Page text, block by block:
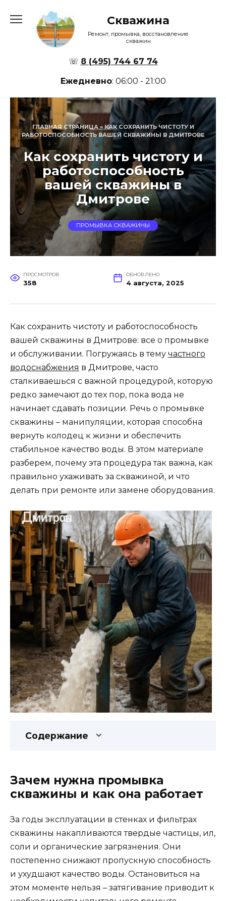
содержанию
Скважина
Ремонт, промывка, восстановление
скважин
☏ 8 (495) 744 67 74
Ежедневно: 06:00 - 21:00
ГЛАВНАЯ СТРАНИЦА» КАК СОХРАНИТЬ ЧИСТОТУ И
РАБОТОСПОСОБНОСТЬ ВАШЕЙ СКВАЖИНЫ В ДМИТРОВЕ
Как сохранить чистоту и
работоспособность
вашей скважины в
Дмитрове
ПРОМЫВКА СКВАЖИНЫ
ПРОСМОТРОВ
358
ОБНОВЛЕНО
4 августа, 2025
Как сохранить чистоту и работоспособность
вашей скважины в Дмитрове: все о промывке
и обслуживании. Погружаясь в тему частного
водоснабжения в Дмитрове, часто
сталкиваешься с важной процедурой, которую
редко замечают до тех пор, пока вода не
начинает сдавать позиции. Речь о промывке
скважины – манипуляции, которая способна
вернуть колодец к жизни и обеспечить
стабильное качество воды. В этом материале
разберем, почему эта процедура так важна, как
правильно ухаживать за скважиной, и что
делать при ремонте или замене оборудования.
Содержание
Зачем нужна промывка
скважины и как она работает
За годы эксплуатации в стенках и фильтрах
скважины накапливаются твердые частицы, ил,
соли и органические загрязнения. Они
постепенно снижают пропускную способность
и ухудшают качество воды. Остановиться на
этом моменте нельзя – затягивание приводит к